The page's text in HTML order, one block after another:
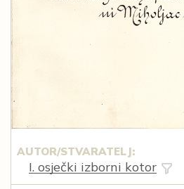
AUTOR/STVARATELJ:
I. osječki izborni kotor